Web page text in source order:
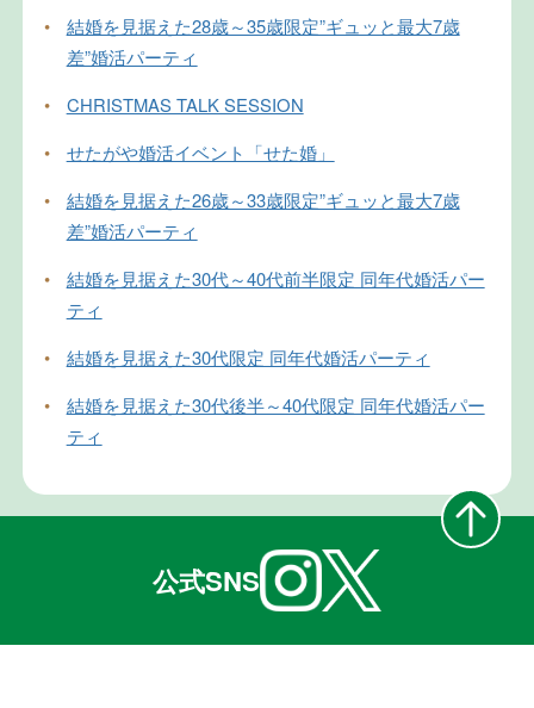
•
結婚を見据えた28歳～35歳限定”ギュッと最大7歳
差”婚活パーティ
•
CHRISTMAS TALK SESSION
•
せたがや婚活イベント「せた婚」
•
結婚を見据えた26歳～33歳限定”ギュッと最大7歳
差”婚活パーティ
•
結婚を見据えた30代～40代前半限定 同年代婚活パー
ティ
•
結婚を見据えた30代限定 同年代婚活パーティ
•
結婚を見据えた30代後半～40代限定 同年代婚活パー
ティ
公式SNS